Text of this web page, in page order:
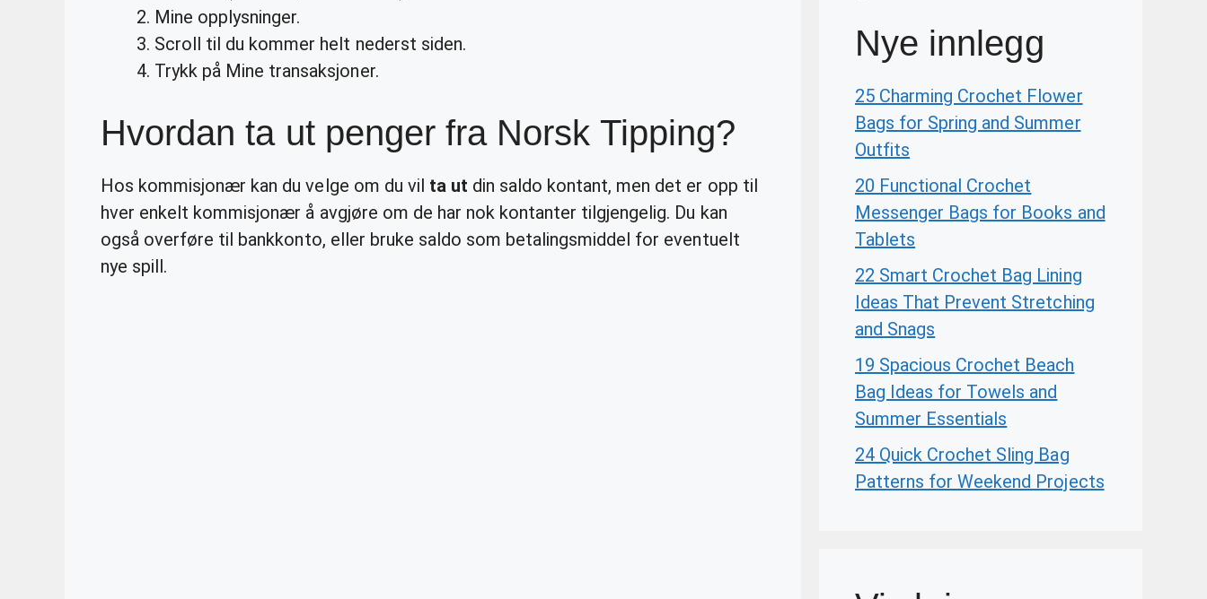
Mine opplysninger.
Scroll til du kommer helt nederst siden.
Trykk på Mine transaksjoner.
Hvordan ta ut penger fra Norsk Tipping?
Hos kommisjonær kan du velge om du vil ta ut din saldo kontant, men det er opp til
hver enkelt kommisjonær å avgjøre om de har nok kontanter tilgjengelig. Du kan
også overføre til bankkonto, eller bruke saldo som betalingsmiddel for eventuelt
nye spill.
Nye innlegg
25 Charming Crochet Flower
Bags for Spring and Summer
Outfits
20 Functional Crochet
Messenger Bags for Books and
Tablets
22 Smart Crochet Bag Lining
Ideas That Prevent Stretching
and Snags
19 Spacious Crochet Beach
Bag Ideas for Towels and
Summer Essentials
24 Quick Crochet Sling Bag
Patterns for Weekend Projects